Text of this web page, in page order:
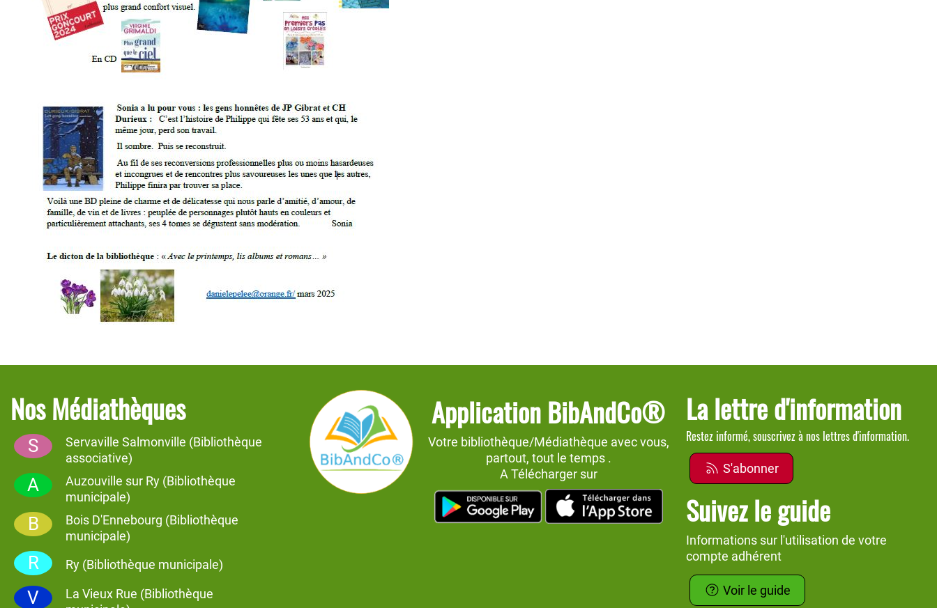
Nos Médiathèques
S
Servaville Salmonville (Bibliothèque
associative)
A
Auzouville sur Ry (Bibliothèque
municipale)
B
Bois D'Ennebourg (Bibliothèque
municipale)
R Ry (Bibliothèque municipale)
V
La Vieux Rue (Bibliothèque
Application BibAndCo®
Votre bibliothèque/Médiathèque avec vous,
partout, tout le temps .
A Télécharger sur
La lettre d'information
Restez informé, souscrivez à nos lettres d'information.
S'abonner
Suivez le guide
Informations sur l'utilisation de votre
compte adhérent
Voir le guide